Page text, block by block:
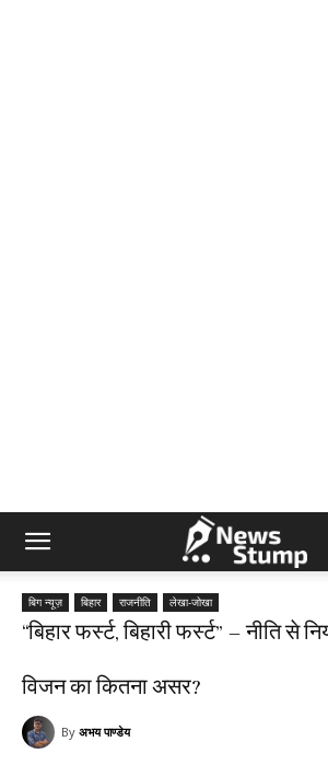
बिग न्यूज़ बिहार राजनीति लेखा-जोखा
“बिहार फर्स्ट, बिहारी फर्स्ट” – नीति से
विजन का कितना असर?
By अभय पाण्डेय